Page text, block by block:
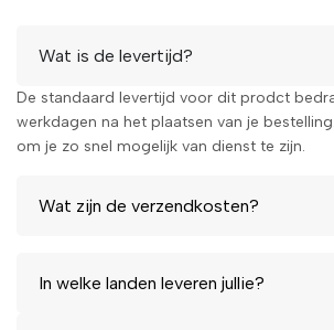
Wat is de levertijd?
De standaard levertijd voor dit prodct
werkdagen na het plaatsen van je
om je zo snel mogelijk van dienst te zijn.
Wat zijn de verzendkosten?
In welke landen leveren jullie?